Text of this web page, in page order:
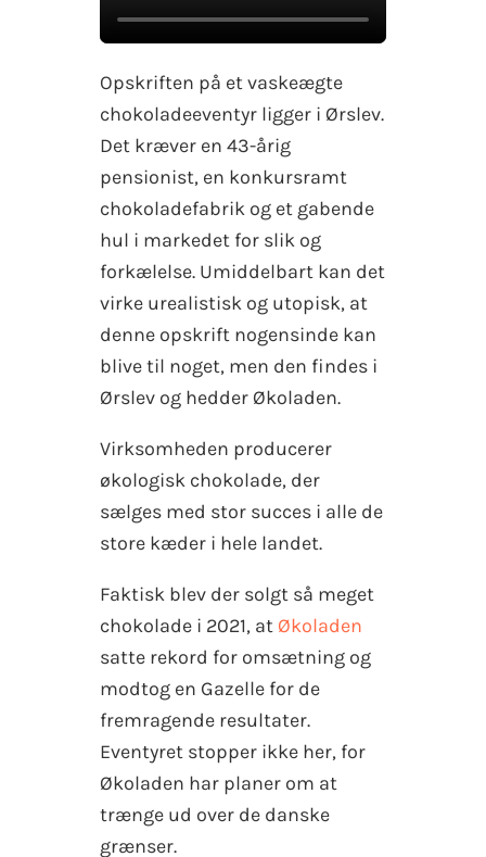
Opskriften på et vaskeægte
chokoladeeventyr ligger i Ørslev.
Det kræver en 43-årig
pensionist, en konkursramt
chokoladefabrik og et gabende
hul i markedet for slik og
forkælelse. Umiddelbart kan det
virke urealistisk og utopisk, at
denne opskrift nogensinde kan
blive til noget, men den findes i
Ørslev og hedder Økoladen.
Virksomheden producerer
økologisk chokolade, der
sælges med stor succes i alle de
store kæder i hele landet.
Faktisk blev der solgt så meget
chokolade i 2021, at Økoladen
satte rekord for omsætning og
modtog en Gazelle for de
fremragende resultater.
Eventyret stopper ikke her, for
Økoladen har planer om at
trænge ud over de danske
grænser.